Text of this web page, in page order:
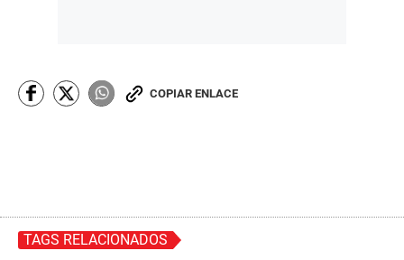
COPIAR ENLACE
TAGS RELACIONADOS